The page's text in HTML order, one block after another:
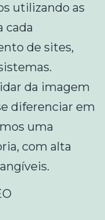
utilizando as
cada
de sites,
da imagem
diferenciar em
uma
com alta